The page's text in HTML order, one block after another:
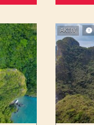
AKTIV